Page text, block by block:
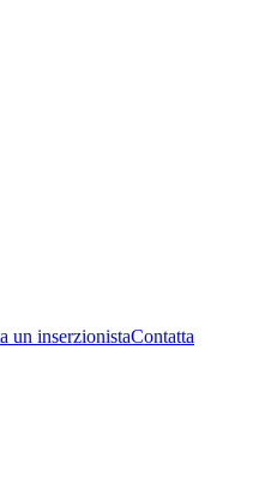
un inserzionistaContatta